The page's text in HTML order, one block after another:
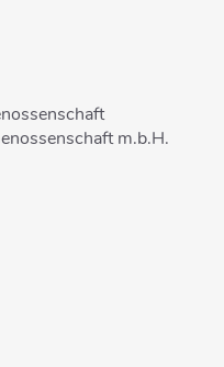
m.b.H.